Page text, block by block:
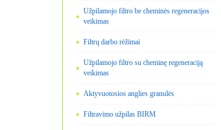
Užpilamojo filtro be cheminės regeneracijos
veikimas
Filtrų darbo rėžimai
Užpilamojo filtro su cheminę regeneraciją
veikimas
Aktyvuotosios anglies granulės
Filtravimo užpilas BIRM